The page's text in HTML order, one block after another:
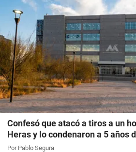
Confesó que atacó a tiros a un
Heras y lo condenaron a 5 años
Por Pablo Segura